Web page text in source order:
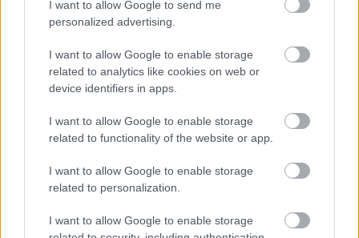
I want to allow Google to send me
personalized advertising.
I want to allow Google to enable storage
related to analytics like cookies on web or
device identifiers in apps.
I want to allow Google to enable storage
related to functionality of the website or app.
I want to allow Google to enable storage
related to personalization.
I want to allow Google to enable storage
La tua richiesta *
Consenso al